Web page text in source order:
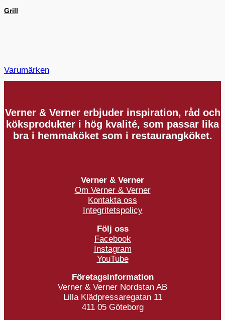
Grill
Varumärken
Verner & Verner erbjuder inspiration, råd och
köksprodukter i hög kvalité, som passar lika
bra i hemmaköket som i restaurangköket.
Verner & Verner
Om Verner & Verner
Kontakta oss
Integritetspolicy
Följ oss
Facebook
Instagram
YouTube
Företagsinformation
Verner & Verner Nordstan AB
Lilla Klädpressaregatan 11
411 05 Göteborg